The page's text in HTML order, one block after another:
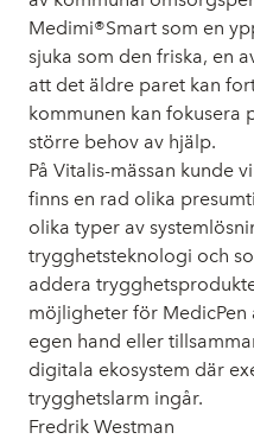
Medimi®Smart som en
sjuka som den friska, en
att det äldre paret kan
kommunen kan fokusera
större behov av hjälp.
På Vitalis-mässan kunde
finns en rad olika
olika typer av
trygghetsteknologi och
addera
möjligheter för MedicPen
egen hand eller
digitala ekosystem där
trygghetslarm ingår.
Fredrik Westman